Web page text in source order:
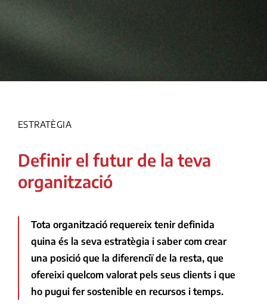
ESTRATÈGIA
Definir el futur de la teva
organització
Tota organització requereix tenir definida
quina és la seva estratègia i saber com crear
una posició que la diferenciï de la resta, que
ofereixi quelcom valorat pels seus clients i que
ho pugui fer sostenible en recursos i temps.